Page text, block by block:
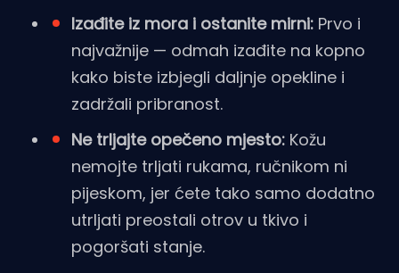
Izađite iz mora i ostanite mirni: Prvo i
najvažnije — odmah izađite na kopno
kako biste izbjegli daljnje opekline i
zadržali pribranost.
Ne trljajte opečeno mjesto: Kožu
nemojte trljati rukama, ručnikom ni
pijeskom, jer ćete tako samo dodatno
utrljati preostali otrov u tkivo i
pogoršati stanje.